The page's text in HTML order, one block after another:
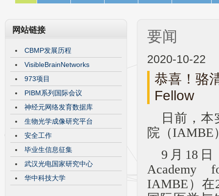
网站链接
CBMP发展历程
VisibleBrainNetworks
973项目
PIBM系列国际会议
神经元网络发育数据库
生物光学成像研究平台
安全工作
毕业生信息征集
武汉光电国家研究中心
华中科技大学
要闻
2020-10-22
恭喜！骆
Fellow
日前，
院 （
9月18
Academy
IAMBE ）在